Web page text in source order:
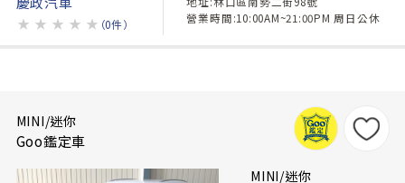
★ ★ ★ ★ ★ （0件）
營業時間:10:00AM~21:00PM 周日公休
MINI/迷你
Goo鑑定車
MINI/迷你